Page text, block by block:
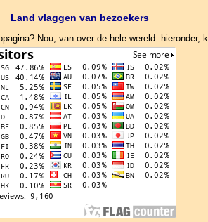
Land vlaggen van bezoekers
Nou, van over de hele wereld: hieronder,